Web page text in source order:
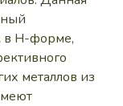
в Н-форме,
металлов из